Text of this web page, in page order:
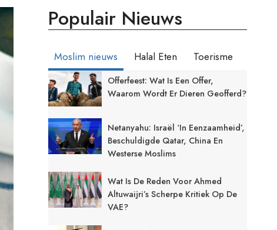
Populair Nieuws
Moslim nieuws Halal Eten Toerisme
Offerfeest: Wat Is Een Offer,
Waarom Wordt Er Dieren Geofferd?
Netanyahu: Israël ‘in Eenzaamheid’,
Beschuldigde Qatar, China En
Westerse Moslims
Wat Is De Reden Voor Ahmed
Altuwaijri’s Scherpe Kritiek Op De
VAE?